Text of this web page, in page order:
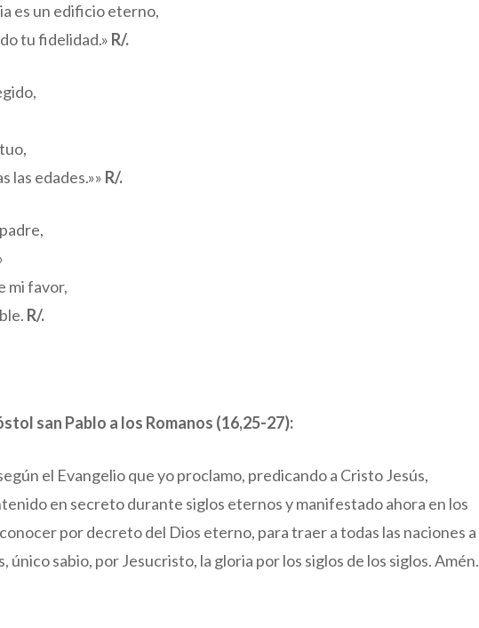
es un edificio eterno,
tu fidelidad.» R/.
las edades.»» R/.
mi favor,
R/.
san Pablo a los Romanos (16,25-27):
el Evangelio que yo proclamo, predicando a Cristo Jesús,
en secreto durante siglos eternos y manifestado ahora en los
por decreto del Dios eterno, para traer a todas las naciones a
único sabio, por Jesucristo, la gloria por los siglos de los siglos. Amén.